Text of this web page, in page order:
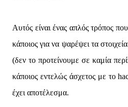
Αυτός είναι ένας απλός τρόπος
κάποιος για να ψαρέψει τα
(δεν το προτείνουμε σε καμία
κάποιος εντελώς άσχετος με το
έχει αποτέλεσμα.